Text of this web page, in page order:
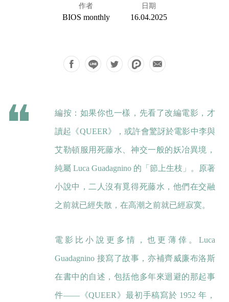
作者
BIOS monthly
日期
16.04.2025
編按：如果你也一樣，先看了改編電影，才
讀起《QUEER》，或許會驚訝於電影中李與
艾勒頓服用死藤水、神交一般的妖冶異境，
純屬 Luca Guadagnino 的「節上生枝」。原著
小說中，二人沒有覓得死藤水，他們在交融
之前就已經失散，在高潮之前就已經寂寞。
電影比小說更多情，也更薄倖。Luca
Guadagnino 接寫了故事，亦補齊威廉布洛斯
在書中的自述，包括他多年來迴避的那起事
件——《QUEER》最初手稿寫於 1952 年，